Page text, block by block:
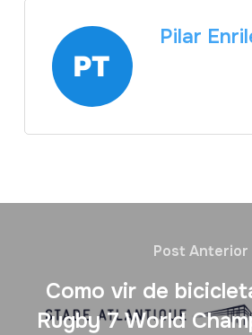
Pilar
Post Anterior
Como vir de
Rugby 7 World